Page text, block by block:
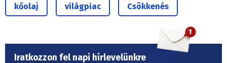
kőolaj világpiac Csökkenés
Iratkozzon fel napi hírlevelünkre